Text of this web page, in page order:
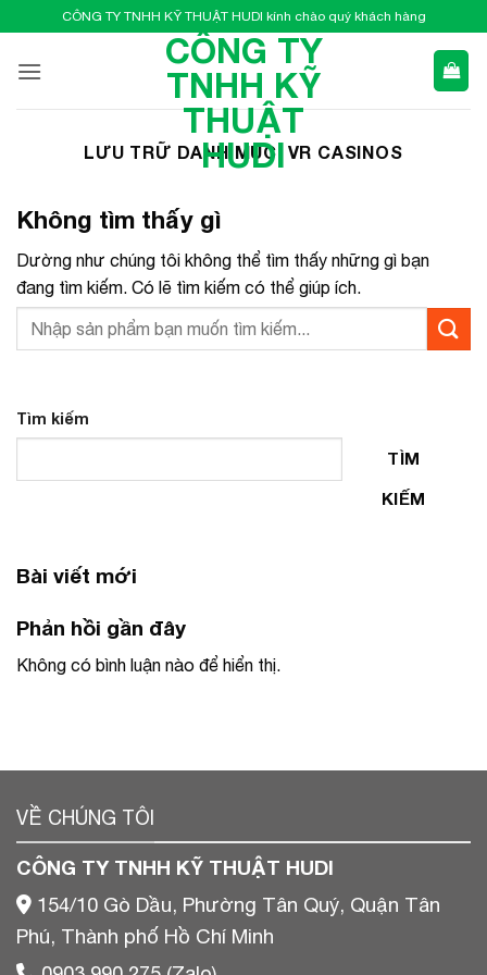
qua
nội
CÔNG TY TNHH KỸ THUẬT HUDI kính chào quý khách hàng
CÔNG TY
TNHH KỸ
THUẬT
HUDI
LƯU TRỮ DANH MỤC: VR CASINOS
Không tìm thấy gì
Dường như chúng tôi không thể tìm thấy những gì bạn
đang tìm kiếm. Có lẽ tìm kiếm có thể giúp ích.
Tìm kiếm
TÌM
KIẾM
Bài viết mới
Phản hồi gần đây
Không có bình luận nào để hiển thị.
VỀ CHÚNG TÔI
CÔNG TY TNHH KỸ THUẬT HUDI
154/10 Gò Dầu, Phường Tân Quý, Quận Tân
Phú, Thành phố Hồ Chí Minh